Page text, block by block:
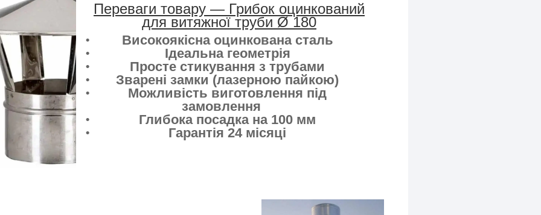
Переваги товару — Грибок оцинкований
для витяжної труби Ø 180
Високоякісна оцинкована сталь
Ідеальна геометрія
Просте стикування з трубами
Зварені замки (лазерною пайкою)
Можливість виготовлення під
замовлення
Глибока посадка на 100 мм
Гарантія 24 місяці